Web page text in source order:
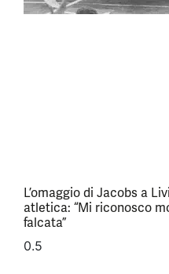
L’omaggio di Jacobs a
atletica: “Mi riconosco
falcata”